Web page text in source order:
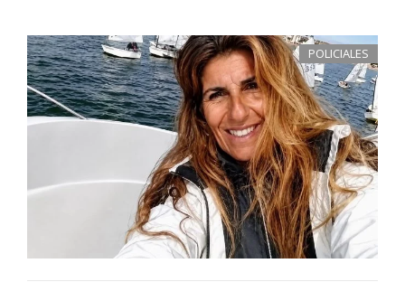
POLICIALES